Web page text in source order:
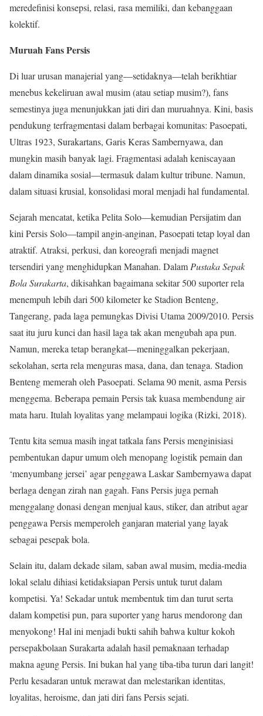
meredefinisi konsepsi, relasi, rasa memiliki, dan kebanggaan
kolektif.
Muruah Fans Persis
Di luar urusan manajerial yang—setidaknya—telah berikhtiar
menebus kekeliruan awal musim (atau setiap musim?), fans
semestinya juga menunjukkan jati diri dan muruahnya. Kini, basis
pendukung terfragmentasi dalam berbagai komunitas: Pasoepati,
Ultras 1923, Surakartans, Garis Keras Sambernyawa, dan
mungkin masih banyak lagi. Fragmentasi adalah keniscayaan
dalam dinamika sosial—termasuk dalam kultur tribune. Namun,
dalam situasi krusial, konsolidasi moral menjadi hal fundamental.
Sejarah mencatat, ketika Pelita Solo—kemudian Persijatim dan
kini Persis Solo—tampil angin-anginan, Pasoepati tetap loyal dan
atraktif. Atraksi, perkusi, dan koreografi menjadi magnet
tersendiri yang menghidupkan Manahan. Dalam Pustaka Sepak
Bola Surakarta, dikisahkan bagaimana sekitar 500 suporter rela
menempuh lebih dari 500 kilometer ke Stadion Benteng,
Tangerang, pada laga pemungkas Divisi Utama 2009/2010. Persis
saat itu juru kunci dan hasil laga tak akan mengubah apa pun.
Namun, mereka tetap berangkat—meninggalkan pekerjaan,
sekolahan, serta rela menguras masa, dana, dan tenaga. Stadion
Benteng memerah oleh Pasoepati. Selama 90 menit, asma Persis
menggema. Beberapa pemain Persis tak kuasa membendung air
mata haru. Itulah loyalitas yang melampaui logika (Rizki, 2018).
Tentu kita semua masih ingat tatkala fans Persis menginisiasi
pembentukan dapur umum oleh menopang logistik pemain dan
‘menyumbang jersei’ agar penggawa Laskar Sambernyawa dapat
berlaga dengan zirah nan gagah. Fans Persis juga pernah
menggalang donasi dengan menjual kaus, stiker, dan atribut agar
penggawa Persis memperoleh ganjaran material yang layak
sebagai pesepak bola.
Selain itu, dalam dekade silam, saban awal musim, media-media
lokal selalu dihiasi ketidaksiapan Persis untuk turut dalam
kompetisi. Ya! Sekadar untuk membentuk tim dan turut serta
dalam kompetisi pun, para suporter yang harus mendorong dan
menyokong! Hal ini menjadi bukti sahih bahwa kultur kokoh
persepakbolaan Surakarta adalah hasil pemaknaan terhadap
makna agung Persis. Ini bukan hal yang tiba-tiba turun dari langit!
Perlu kesadaran untuk merawat dan melestarikan identitas,
loyalitas, heroisme, dan jati diri fans Persis sejati.